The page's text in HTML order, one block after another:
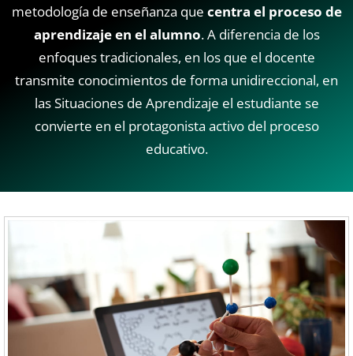
metodología de enseñanza que centra el proceso de
aprendizaje en el alumno. A diferencia de los
enfoques tradicionales, en los que el docente
transmite conocimientos de forma unidireccional, en
las Situaciones de Aprendizaje el estudiante se
convierte en el protagonista activo del proceso
educativo.